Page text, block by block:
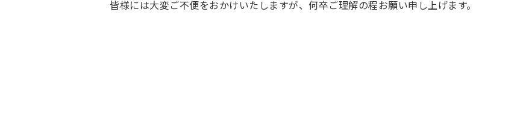
皆様には大変ご不便をおかけいたしますが、何卒ご理解の程お願い申し上げます。